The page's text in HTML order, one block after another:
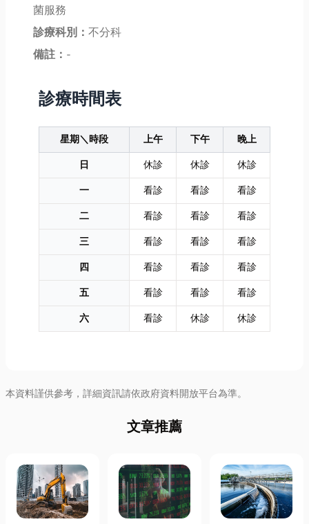
菌服務
診療科別： 不分科
備註： -
診療時間表
星期＼時段 上午 下午
晚上
日
休診 休診
休診
一
看診 看診
看診
二
看診 看診
看診
三
看診 看診
看診
四
看診 看診
看診
五
看診 看診
看診
六
看診 休診 休診
本資料謹供參考，詳細資訊請依政府資料開放平台為準。
文章推薦